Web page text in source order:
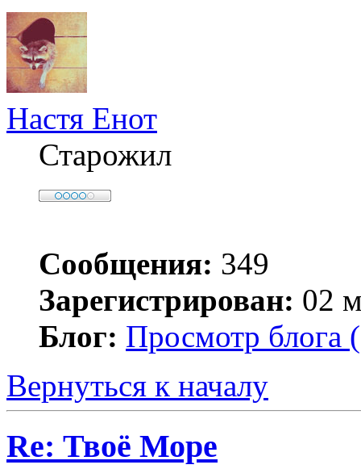
Настя Енот
Старожил
Сообщения: 349
Зарегистрирован: 02
Блог: Просмотр блога
Вернуться к началу
Re: Твоё Море